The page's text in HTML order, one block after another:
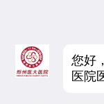
您好
医院